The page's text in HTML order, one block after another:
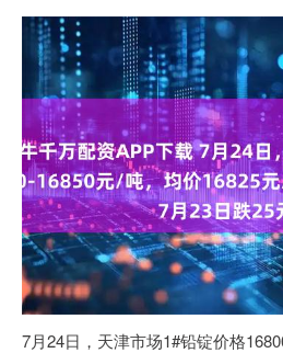
7月24日，天津市场1#铅锭价格